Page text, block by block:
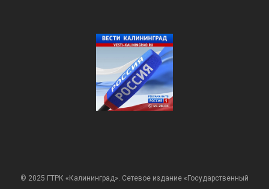
© 2025 ГТРК «Калининград». Сетевое издание «Государственный